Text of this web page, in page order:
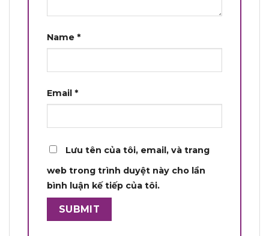
Name *
Email *
Lưu tên của tôi, email, và trang
web trong trình duyệt này cho lần
bình luận kế tiếp của tôi.